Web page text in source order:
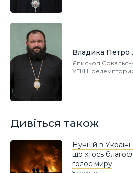
Владика Петро
Єпископ
УГКЦ,
Дивіться також
Нунцій в
що хтось
голос миру